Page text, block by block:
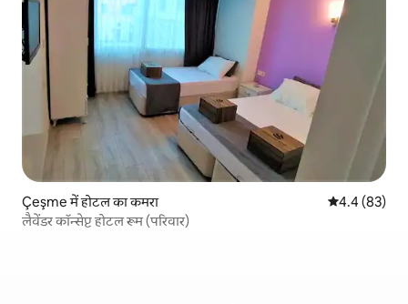
Çeşme में होटल का कमरा औसत रेटिंग 5 में
4.4 (83)
लैवेंडर कॉन्सेप्ट होटल रूम (परिवार)